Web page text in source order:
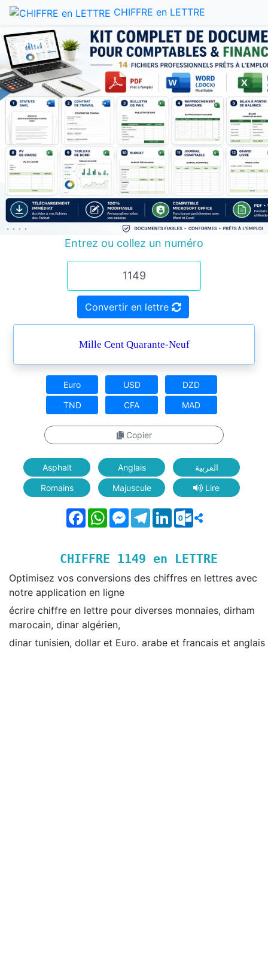
CHIFFRE en LETTRE
Entrez ou collez un numéro
Convertir en lettre
Mille Cent Quarante-Neuf
Euro USD
DZD
TND
CFA MAD
Copier
Asphalt Anglais
العربية
Romains
Majuscule Lire
FacebookWhatsAppMessenger
Telegram
LinkedInOutlook.com
CHIFFRE 1149 en LETTRE
Optimisez vos conversions des chiffres en lettres avec
notre application en ligne
écrire chiffre en lettre pour diverses monnaies, dirham
marocain, dinar algérien,
dinar tunisien, dollar et Euro. arabe et francais et anglais